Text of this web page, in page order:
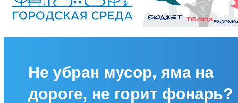
Не убран мусор, яма на
дороге, не горит фонарь?